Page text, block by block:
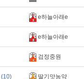
e하늘아래e
e하늘아래e
검정중원
(10) 딸기맛농약